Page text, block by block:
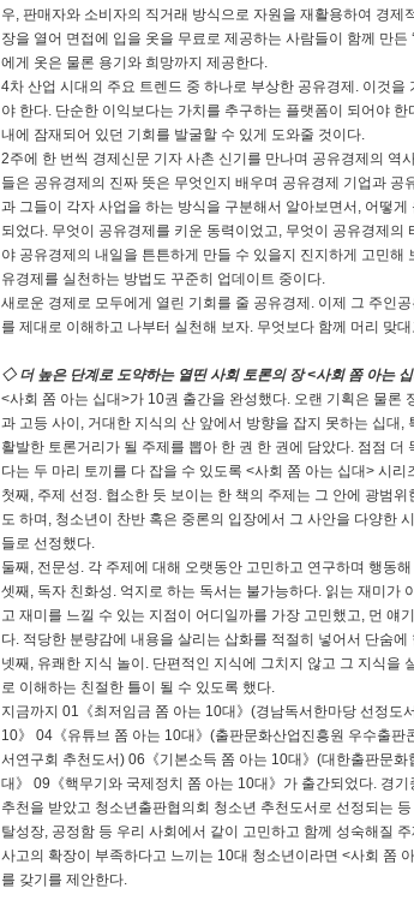
우, 판매자와 소비자의 직거래 방식으로 자원을 재활용하여 경
장을 열어 면접에 입을 옷을 무료로 제공하는 사람들이 함께 만
에게 옷은 물론 용기와 희망까지 제공한다.
4차 산업 시대의 주요 트렌드 중 하나로 부상한 공유경제. 이것
야 한다. 단순한 이익보다는 가치를 추구하는 플랫폼이 되어야
내에 잠재되어 있던 기회를 발굴할 수 있게 도와줄 것이다.
2주에 한 번씩 경제신문 기자 사촌 신기를 만나며 공유경제의 역
들은 공유경제의 진짜 뜻은 무엇인지 배우며 공유경제 기업과
과 그들이 각자 사업을 하는 방식을 구분해서 알아보면서, 어떻
되었다. 무엇이 공유경제를 키운 동력이었고, 무엇이 공유경제
야 공유경제의 내일을 튼튼하게 만들 수 있을지 진지하게 고민
유경제를 실천하는 방법도 꾸준히 업데이트 중이다.
새로운 경제로 모두에게 열린 기회를 줄 공유경제. 이제 그 주인
를 제대로 이해하고 나부터 실천해 보자. 무엇보다 함께 머리 맞
◇ 더 높은 단계로 도약하는 열띤 사회 토론의 장 <사회 쫌 아는
<사회 쫌 아는 십대>가 10권 출간을 완성했다. 오랜 기획은 물
과 고등 사이, 거대한 지식의 산 앞에서 방향을 잡지 못하는 십대
활발한 토론거리가 될 주제를 뽑아 한 권 한 권에 담았다. 점점 더
다는 두 마리 토끼를 다 잡을 수 있도록 <사회 쫌 아는 십대> 시리
첫째, 주제 선정. 협소한 듯 보이는 한 책의 주제는 그 안에 광범
도 하며, 청소년이 찬반 혹은 중론의 입장에서 그 사안을 다양한
들로 선정했다.
둘째, 전문성. 각 주제에 대해 오랫동안 고민하고 연구하며 행동
셋째, 독자 친화성. 억지로 하는 독서는 불가능하다. 읽는 재미가
고 재미를 느낄 수 있는 지점이 어디일까를 가장 고민했고, 먼 얘
다. 적당한 분량감에 내용을 살리는 삽화를 적절히 넣어서 단숨
넷째, 유쾌한 지식 놀이. 단편적인 지식에 그치지 않고 그 지식을
로 이해하는 친절한 틀이 될 수 있도록 했다.
지금까지 01《최저임금 쫌 아는 10대》(경남독서한마당 선정
10》 04《유튜브 쫌 아는 10대》(출판문화산업진흥원 우수출
서연구회 추천도서) 06《기본소득 쫌 아는 10대》(대한출판문
대》 09《핵무기와 국제정치 쫌 아는 10대》가 출간되었다. 경
추천을 받았고 청소년출판협의회 청소년 추천도서로 선정되는
탈성장, 공정함 등 우리 사회에서 같이 고민하고 함께 성숙해질
사고의 확장이 부족하다고 느끼는 10대 청소년이라면 <사회 쫌
를 갖기를 제안한다.